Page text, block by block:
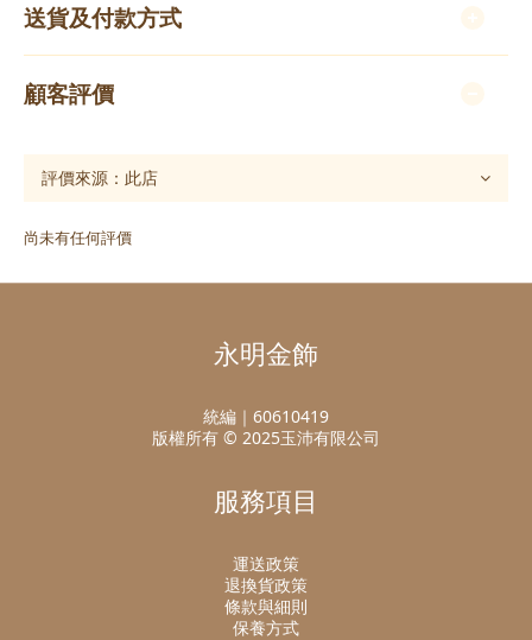
送貨及付款方式
顧客評價
尚未有任何評價
永明金飾
統編｜60610419
版權所有 © 2025玉沛有限公司
服務項目
運送政策
退換貨政策
條款與細則
保養方式